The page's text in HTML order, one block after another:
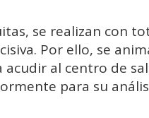
se realizan con
Por ello, se
acudir al centro de
para su